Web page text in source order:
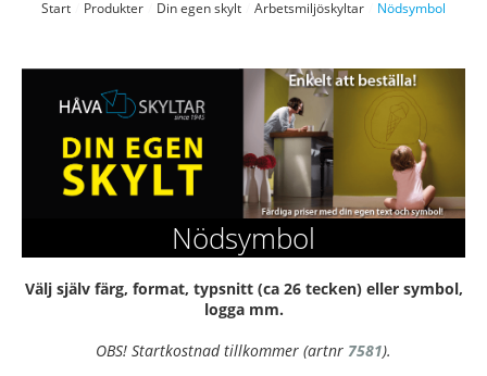
Start Produkter Din egen skylt Arbetsmiljöskyltar Nödsymbol
Nödsymbol
Välj själv färg, format, typsnitt (ca 26 tecken) eller symbol,
logga mm.
OBS! Startkostnad tillkommer (artnr 7581).